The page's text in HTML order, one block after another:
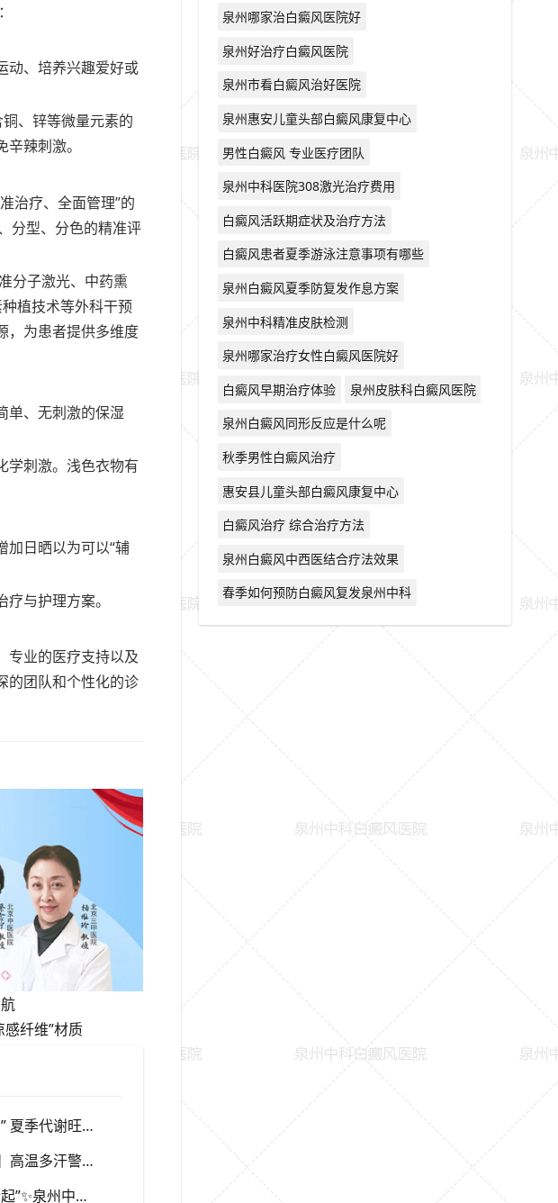
动、培养兴趣爱好或
、锌等微量元素的
辣刺激。
治疗、全面管理”的
分型、分色的精准评
分子激光、中药熏
植技术等外科干预
，为患者提供多维度
单、无刺激的保湿
学刺激。浅色衣物有
加日晒以为可以“辅
与护理方案。
专业的医疗支持以及
的团队和个性化的诊
纤维”材质
“抓住复色窗口期” 夏季代谢旺盛利于色素恢复，做好养护结合规范干预，福建泉州中科白癜风医院助力白斑科学复色
【盛夏祛白提醒】高温多汗警惕白斑异动，汗液刺激易诱发同形反应，福建泉州中科白癜风医院分享夏季白斑稳护要点
“余热未散秋风渐起”✨泉州中科白癜风医院，夏秋交替，白癜风患者饮食要多留心
泉州哪家治白癜风医院好
泉州好治疗白癜风医院
泉州市看白癜风治好医院
泉州惠安儿童头部白癜风康复中心
男性白癜风 专业医疗团队
泉州中科医院308激光治疗费用
白癜风活跃期症状及治疗方法
白癜风患者夏季游泳注意事项有哪些
泉州白癜风夏季防复发作息方案
泉州中科精准皮肤检测
泉州哪家治疗女性白癜风医院好
白癜风早期治疗体验
泉州皮肤科白癜风医院
泉州白癜风同形反应是什么呢
秋季男性白癜风治疗
惠安县儿童头部白癜风康复中心
白癜风治疗 综合治疗方法
泉州白癜风中西医结合疗法效果
春季如何预防白癜风复发泉州中科